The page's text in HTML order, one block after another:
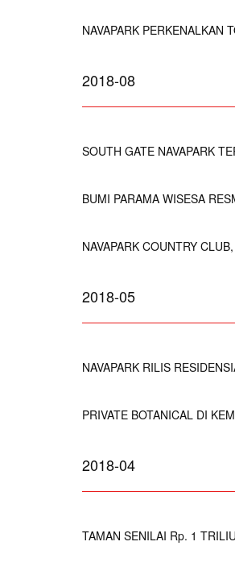
NAVAPARK PERKENALKAN
2018-08
SOUTH GATE NAVAPARK
BUMI PARAMA WISESA
NAVAPARK COUNTRY
2018-05
NAVAPARK RILIS
PRIVATE BOTANICAL DI
2018-04
TAMAN SENILAI Rp. 1